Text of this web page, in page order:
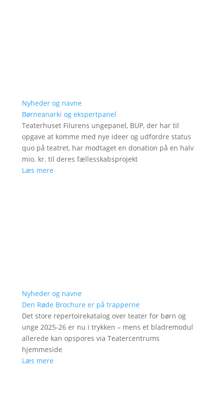
Nyheder og navne
Børneanarki og ekspertpanel
Teaterhuset Filurens ungepanel, BUP, der har til
opgave at komme med nye ideer og udfordre status
quo på teatret, har modtaget en donation på en halv
mio. kr. til deres fællesskabsprojekt
Læs mere
Nyheder og navne
Den Røde Brochure er på trapperne
Det store repertoirekatalog over teater for børn og
unge 2025-26 er nu i trykken – mens et bladremodul
allerede kan opspores via Teatercentrums
hjemmeside
Læs mere